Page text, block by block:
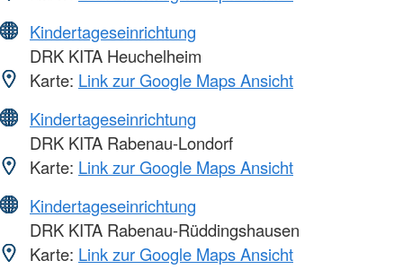
Kindertageseinrichtung
DRK KITA Heuchelheim
Karte: Link zur Google Maps Ansicht
Kindertageseinrichtung
DRK KITA Rabenau-Londorf
Karte: Link zur Google Maps Ansicht
Kindertageseinrichtung
DRK KITA Rabenau-Rüddingshausen
Karte: Link zur Google Maps Ansicht